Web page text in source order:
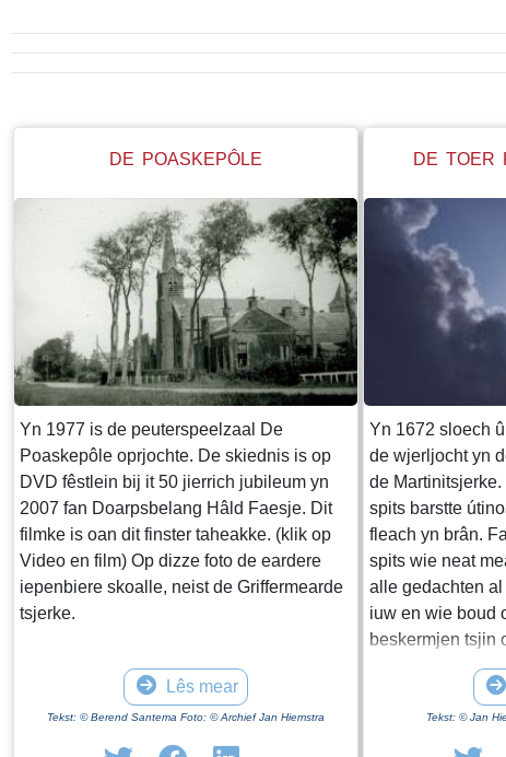
DE POASKEPÔLE
Yn 1977 is de peuterspeelzaal De
Poaskepôle oprjochte. De skiednis is op
DVD fêstlein bij it 50 jierrich jubileum yn
2007 fan Doarpsbelang Hâld Faesje. Dit
filmke is oan dit finster taheakke. (klik op
Video en film) Op dizze foto de eardere
iepenbiere skoalle, neist de Griffermearde
tsjerke.
Lês mear
Tekst: © Berend Santema Foto: © Archief Jan Hiemstra
DE TOER
Yn 1672 sloech
de wjerljocht yn
de
spits barstte
fleach yn brân.
spits wie neat
alle gedachten
iuw en wie boud
beskermjen tsjin
need sieten je
muorre mei in
mei beslach fan
tagong biedt is
Tekst: © Jan